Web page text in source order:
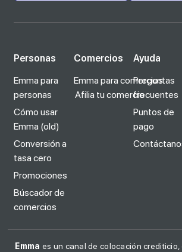
Personas
Emma para
personas
Cómo usar
Emma (old)
Conversión a
tasa cero
Promociones
Búscador de
comercios
Comercios
Emma para comercios
Afilia tu comercio
Ayuda
Preguntas
frecuentes
Puntos de
pago
Emma es un canal de colocación crediticio,